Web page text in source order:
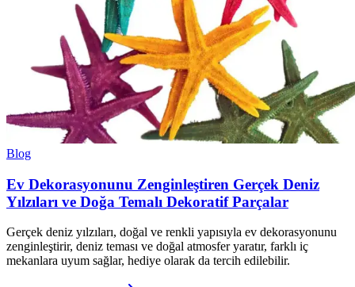
Blog
Ev Dekorasyonunu Zenginleştiren Gerçek Deniz
Yılzıları ve Doğa Temalı Dekoratif Parçalar
Gerçek deniz yılzıları, doğal ve renkli yapısıyla ev dekorasyonunu
zenginleştirir, deniz teması ve doğal atmosfer yaratır, farklı iç
mekanlara uyum sağlar, hediye olarak da tercih edilebilir.